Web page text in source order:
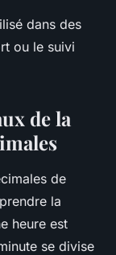
dans des
ou le suivi
de la
de
la
heure est
se divise